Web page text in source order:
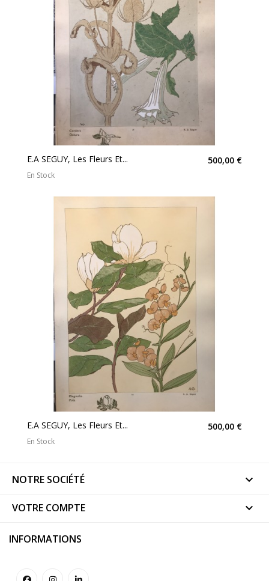
E.A SEGUY, Les Fleurs Et... 500,00 €
En Stock
E.A SEGUY, Les Fleurs Et... 500,00 €
En Stock
NOTRE SOCIÉTÉ 
VOTRE COMPTE 
INFORMATIONS